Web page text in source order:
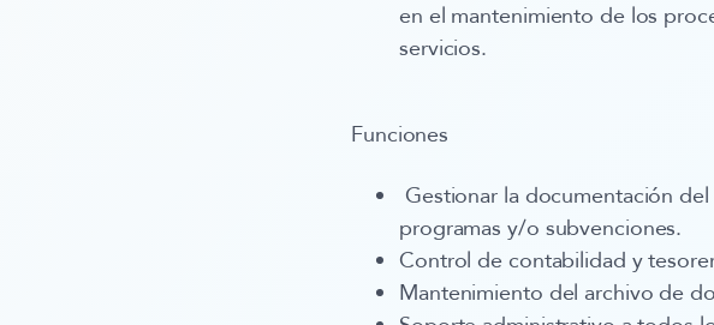
en el mantenimiento de los
servicios.
Funciones
Gestionar la documentación
programas y/o subvenciones.
Control de contabilidad y
Mantenimiento del archivo de